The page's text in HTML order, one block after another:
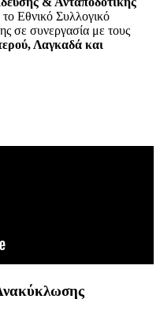
Εθνικό Συλλογικό
σε συνεργασία με τους
Λαγκαδά και